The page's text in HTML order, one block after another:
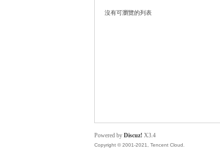
沒有可瀏覽的列表
Powered by Discuz! X3.4
Copyright © 2001-2021, Tencent Cloud.